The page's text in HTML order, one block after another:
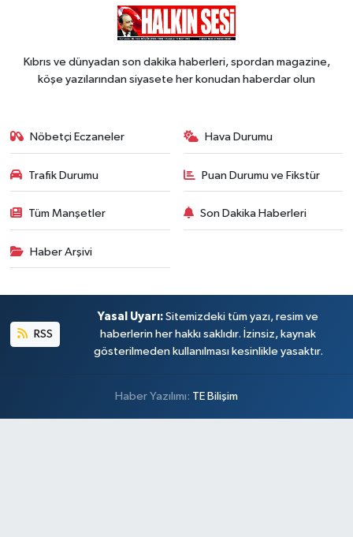
Kıbrıs ve dünyadan son dakika haberleri, spordan magazine,
köşe yazılarından siyasete her konudan haberdar olun
Nöbetçi Eczaneler Hava Durumu
Trafik Durumu Puan Durumu ve Fikstür
Tüm Manşetler Son Dakika Haberleri
Haber Arşivi
RSS
Yasal Uyarı: Sitemizdeki tüm yazı, resim ve
haberlerin her hakkı saklıdır. İzinsiz, kaynak
gösterilmeden kullanılması kesinlikle yasaktır.
Haber Yazılımı: TE Bilişim